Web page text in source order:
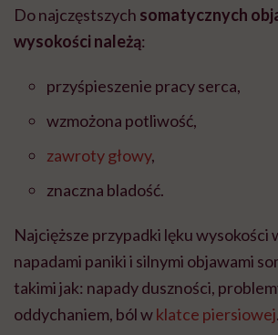
Do najczęstszych somatycznych
wysokości należą:
przyśpieszenie pracy serca,
wzmożona potliwość,
zawroty głowy,
znaczna bladość.
Najcięższe przypadki lęku wysokości
napadami paniki i silnymi objawami
takimi jak: napady duszności,
oddychaniem, ból wklatce piersiowej.